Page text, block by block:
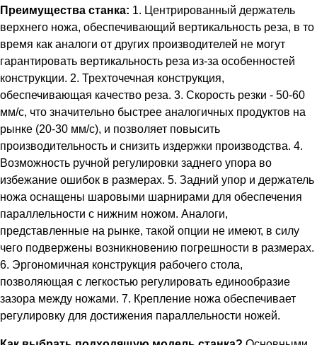
Преимущества станка: 1. Центрированный держатель
верхнего ножа, обеспечивающий вертикальность реза, в то
время как аналоги от других производителей не могут
гарантировать вертикальность реза из-за особенностей
конструкции. 2. Трехточечная конструкция,
обеспечивающая качество реза. 3. Скорость резки - 50-60
мм/с, что значительно быстрее аналогичных продуктов на
рынке (20-30 мм/с), и позволяет повысить
производительность и снизить издержки производства. 4.
Возможность ручной регулировки заднего упора во
избежание ошибок в размерах. 5. Задний упор и держатель
ножа оснащены шаровыми шарнирами для обеспечения
параллельности с нижним ножом. Аналоги,
представленные на рынке, такой опции не имеют, в силу
чего подвержены возникновению погрешности в размерах.
6. Эргономичная конструкция рабочего стола,
позволяющая с легкостью регулировать единообразие
зазора между ножами. 7. Крепление ножа обеспечивает
регулировку для достижения параллельности ножей.